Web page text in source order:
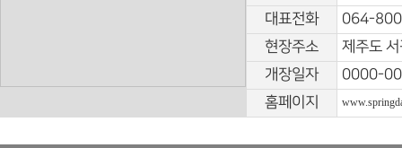
대표전화
064-
현장주소
제주도
개장일자
0000-
홈페이지